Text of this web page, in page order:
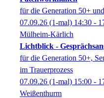
für die Generation 50+
07.09.26 (1-mal) 14:30 -
Mülheim-Kärlich
Lichtblick -
für die Generation 50+,
im Trauerprozess
07.09.26 (1-mal) 15:00 -
Weißenthurm